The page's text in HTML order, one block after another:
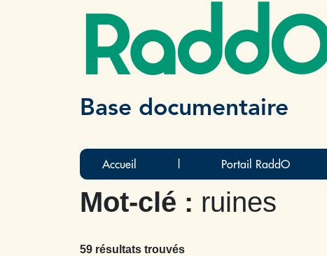
Base documentaire
Accueil Portail RaddO
Mot-clé : ruines
59 résultats trouvés